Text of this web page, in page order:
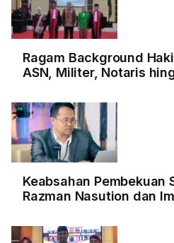
Ragam Background
ASN, Militer, Notaris
Keabsahan Pembekuan
Razman Nasution dan